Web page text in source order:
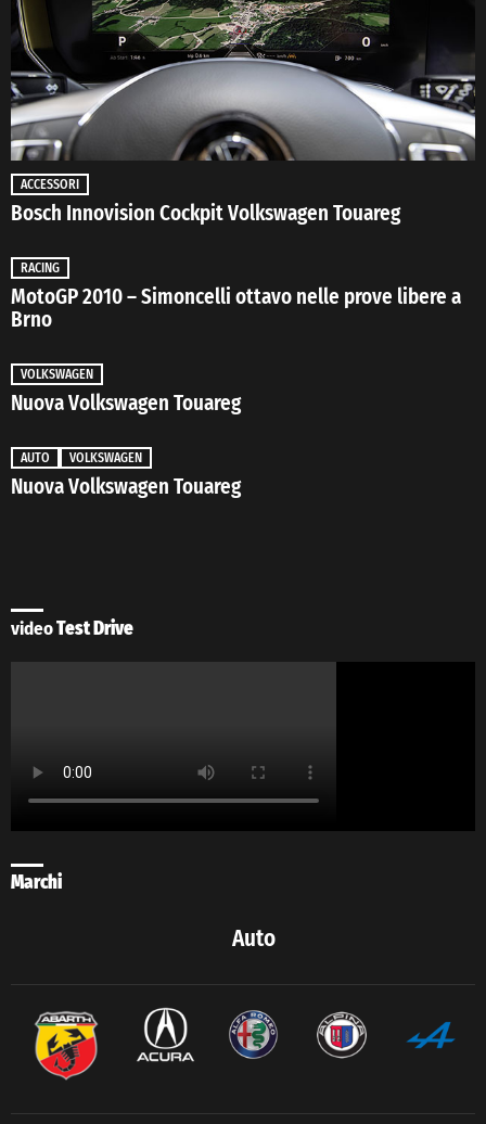
ACCESSORI
Bosch Innovision Cockpit Volkswagen Touareg
RACING
MotoGP 2010 – Simoncelli ottavo nelle prove libere a
Brno
VOLKSWAGEN
Nuova Volkswagen Touareg
AUTO VOLKSWAGEN
Nuova Volkswagen Touareg
videoTest Drive
Marchi
Auto